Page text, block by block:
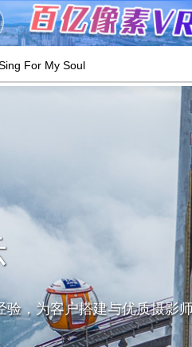
For My Soul
验，为客户搭建与优质摄影